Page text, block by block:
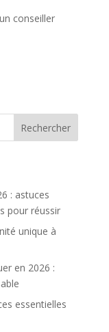
conseiller
Rechercher
: astuces
pour réussir
unique à
en 2026 :
essentielles